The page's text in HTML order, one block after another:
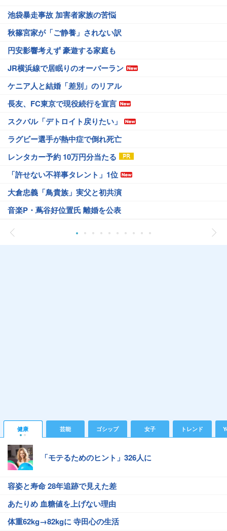
池袋暴走事故 加害者家族の苦悩
秋篠宮家が「ご静養」されない訳
円安影響考えず 豪遊する家庭も
JR横浜線で居眠りのオーバーラン
ケニア人と結婚「差別」のリアル
長友、FC東京で現役続行を宣言
スクバル「デトロイト戻りたい」
ラグビー選手が熱中症で倒れ死亡
レンタカー予約 10万円分当たる
「許せない不祥事タレント」1位
大倉忠義「鳥貴族」実父と初共演
音楽P・蔦谷好位置氏 離婚を公表
健康 芸能 ゴシップ 女子 トレンド
「モテるためのヒント」326人に
容姿と寿命 28年追跡で見えた差
あたりめ 血糖値を上げない理由
体重62kg→82kgに 寺田心の生活